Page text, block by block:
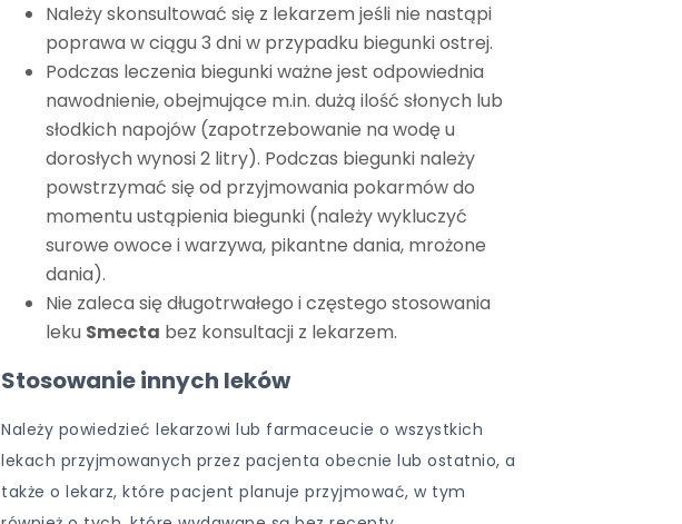
Należy skonsultować się z lekarzem jeśli nie nastąpi
poprawa w ciągu 3 dni w przypadku biegunki ostrej.
Podczas leczenia biegunki ważne jest odpowiednia
nawodnienie, obejmujące m.in. dużą ilość słonych lub
słodkich napojów (zapotrzebowanie na wodę u
dorosłych wynosi 2 litry). Podczas biegunki należy
powstrzymać się od przyjmowania pokarmów do
momentu ustąpienia biegunki (należy wykluczyć
surowe owoce i warzywa, pikantne dania, mrożone
dania).
Nie zaleca się długotrwałego i częstego stosowania
leku Smecta bez konsultacji z lekarzem.
Stosowanie innych leków
Należy powiedzieć lekarzowi lub farmaceucie o wszystkich
lekach przyjmowanych przez pacjenta obecnie lub ostatnio, a
także o lekarz, które pacjent planuje przyjmować, w tym